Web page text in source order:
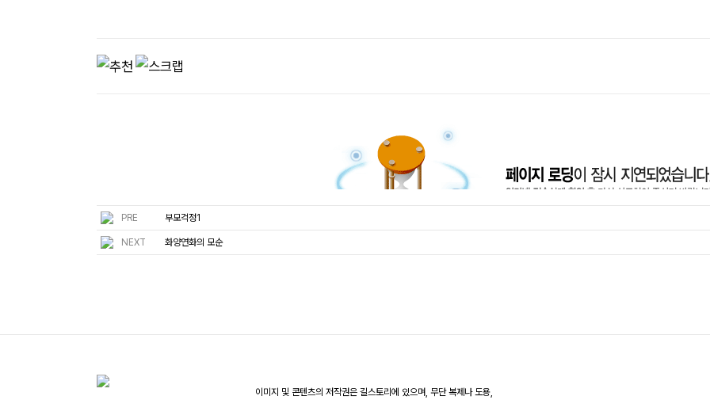
PRE 부모걱정1
NEXT 화양연화의 모순
이미지 및 콘텐츠의 저작권은 길스토리에 있으며, 무단 복제나 도용,